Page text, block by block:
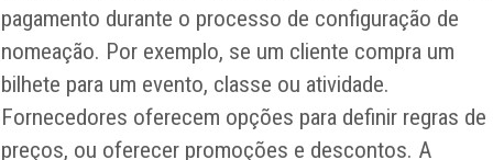
pagamento durante o processo de configuração de
nomeação. Por exemplo, se um cliente compra um
bilhete para um evento, classe ou atividade.
Fornecedores oferecem opções para definir regras de
preços, ou oferecer promoções e descontos. A